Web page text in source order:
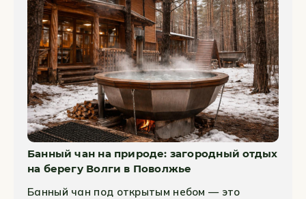
Банный чан на природе: загородный отдых
на берегу Волги в Поволжье
Банный чан под открытым небом — это